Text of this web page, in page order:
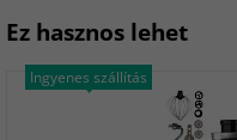
Ez hasznos lehet
Ingyenes szállítás